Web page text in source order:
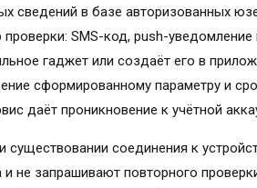
сведений в базе авторизованных
SMS-код, push-уведомление
гаджет или создаёт его в
сформированному параметру и
даёт проникновение к учётной
соединения к
не запрашивают повторного